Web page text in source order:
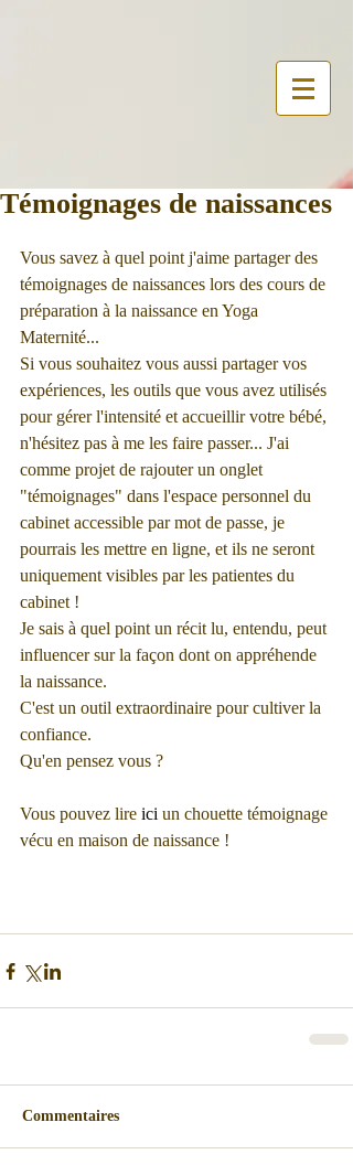
Témoignages de naissances
Vous savez à quel point j'aime partager des
témoignages de naissances lors des cours de
préparation à la naissance en Yoga
Maternité...
Si vous souhaitez vous aussi partager vos
expériences, les outils que vous avez utilisés
pour gérer l'intensité et accueillir votre bébé,
n'hésitez pas à me les faire passer... J'ai
comme projet de rajouter un onglet
"témoignages" dans l'espace personnel du
cabinet accessible par mot de passe, je
pourrais les mettre en ligne, et ils ne seront
uniquement visibles par les patientes du
cabinet !
Je sais à quel point un récit lu, entendu, peut
influencer sur la façon dont on appréhende
la naissance.
C'est un outil extraordinaire pour cultiver la
confiance.
Qu'en pensez vous ?
Vous pouvez lire ici un chouette témoignage
vécu en maison de naissance !
Commentaires